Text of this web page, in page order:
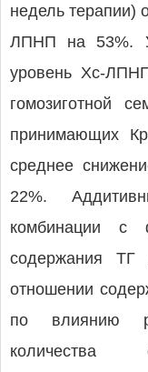
недель терапии)
ЛПНП на 53%. У
уровень Хс-
гомозиготной
принимающих
среднее
22%.
комбинации с
содержания ТГ
отношении
по влиянию
количества